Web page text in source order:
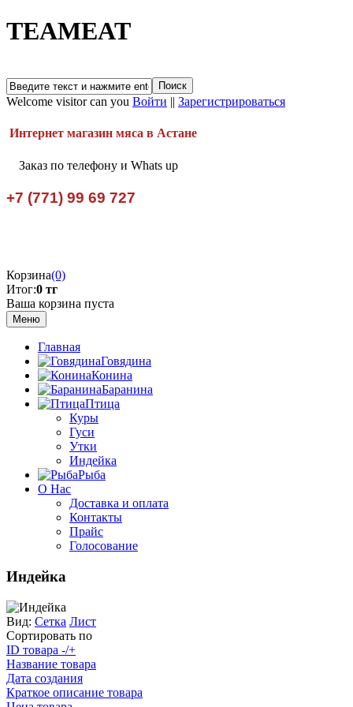
TEAMEAT
Welcome visitor can you Войти || Зарегистрироваться
Интернет магазин мяса в Астане
Заказ по телефону и Whats up
+7 (771) 99 69 727
Корзина(0)
Итог:0 тг
Ваша корзина пуста
Меню
Главная
Говядина
Конина
Баранина
Птица
Куры
Гуси
Утки
Индейка
Рыба
О Нас
Доставка и оплата
Контакты
Прайс
Голосование
Индейка
Вид: Сетка Лист
Сортировать по
ID товара -/+
Название товара
Дата создания
Краткое описание товара